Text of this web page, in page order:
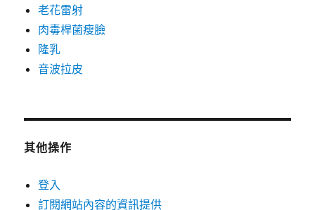
老花雷射
肉毒桿菌瘦臉
隆乳
音波拉皮
其他操作
登入
訂閱網站內容的資訊提供